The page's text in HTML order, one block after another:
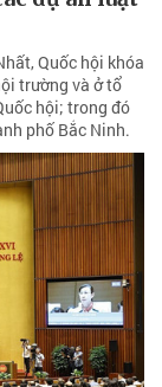
Quốc hội khóa
trường và ở tổ
hội; trong đó
phố Bắc Ninh.